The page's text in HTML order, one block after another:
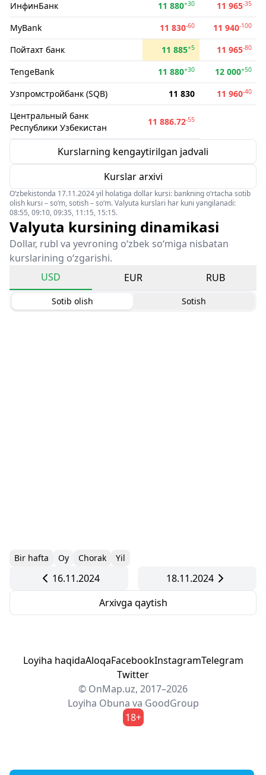
ИнфинБанк 11 880+30 11 965-35
MyBank 11 830-60 11 940-100
Пойтахт банк 11 885+5 11 965-80
TengeBank 11 880+30 12 000+50
Узпромстройбанк (SQB) 11 830 11 960-40
Центральный банк
Республики Узбекистан
11 886.72-55
Kurslarning kengaytirilgan jadvali
Kurslar arxivi
O‘zbekistonda 17.11.2024 yil holatiga dollar kursi: bankning o‘rtacha sotib
olish kursi – so‘m, sotish – so‘m. Valyuta kurslari har kuni yangilanadi:
08:55, 09:10, 09:35, 11:15, 15:15.
Valyuta kursining dinamikasi
Dollar, rubl va yevroning o‘zbek so‘miga nisbatan
kurslarining o‘zgarishi.
USD
EUR RUB
Sotib olish Sotish
Bir hafta Oy Chorak Yil
16.11.2024
18.11.2024
Arxivga qaytish
Loyiha haqidaAloqaFacebookInstagramTelegram
Twitter
© OnMap.uz, 2017–2026
Loyiha Obuna va GoodGroup
18+